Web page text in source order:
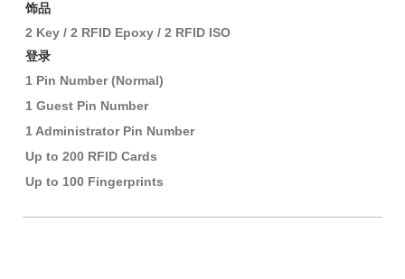
饰品
2 Key / 2 RFID Epoxy / 2 RFID ISO
登录
1 Pin Number (Normal)
1 Guest Pin Number
1 Administrator Pin Number
Up to 200 RFID Cards
Up to 100 Fingerprints